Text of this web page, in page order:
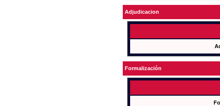
Adjudicacion
Formalización